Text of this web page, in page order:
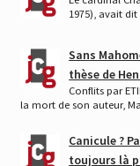
1975), avait
Sans
thèse de
Conflits par
la mort de son auteur,
Canicule ?
toujours là